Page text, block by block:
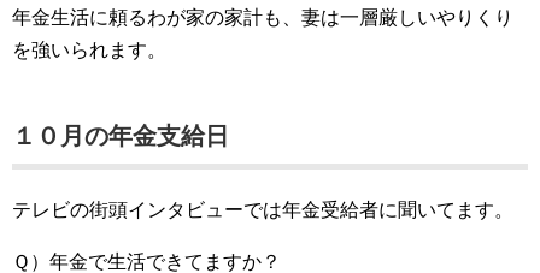
年金生活に頼るわが家の家計も、妻は一層厳しいやりくり
を強いられます。
１０月の年金支給日
テレビの街頭インタビューでは年金受給者に聞いてます。
Ｑ）年金で生活できてますか？